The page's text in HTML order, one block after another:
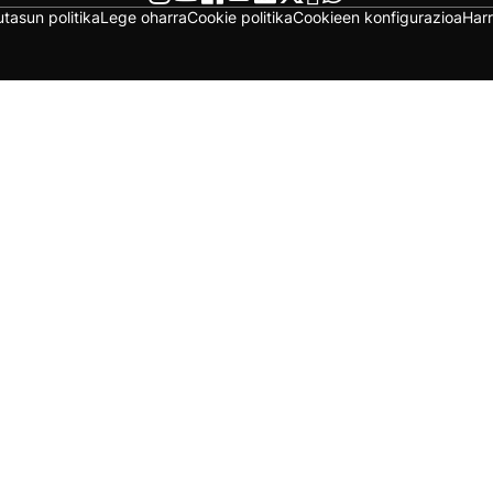
politikaLege oharraCookie politikaCookieen konfigurazioa